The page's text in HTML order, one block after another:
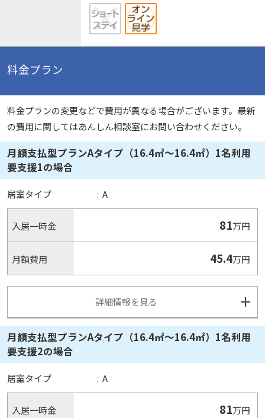
料金プラン
料金プランの変更などで費用が異なる場合がございます。最新
の費用に関してはあんしん相談室にお問い合わせください。
月額支払型プランAタイプ（16.4㎡～16.4㎡）1名利用
要支援1の場合
居室タイプ : A
入居一時金 81万円
月額費用 45.4万円
詳細情報を見る
月額支払型プランAタイプ（16.4㎡～16.4㎡）1名利用
要支援2の場合
居室タイプ : A
入居一時金 81万円